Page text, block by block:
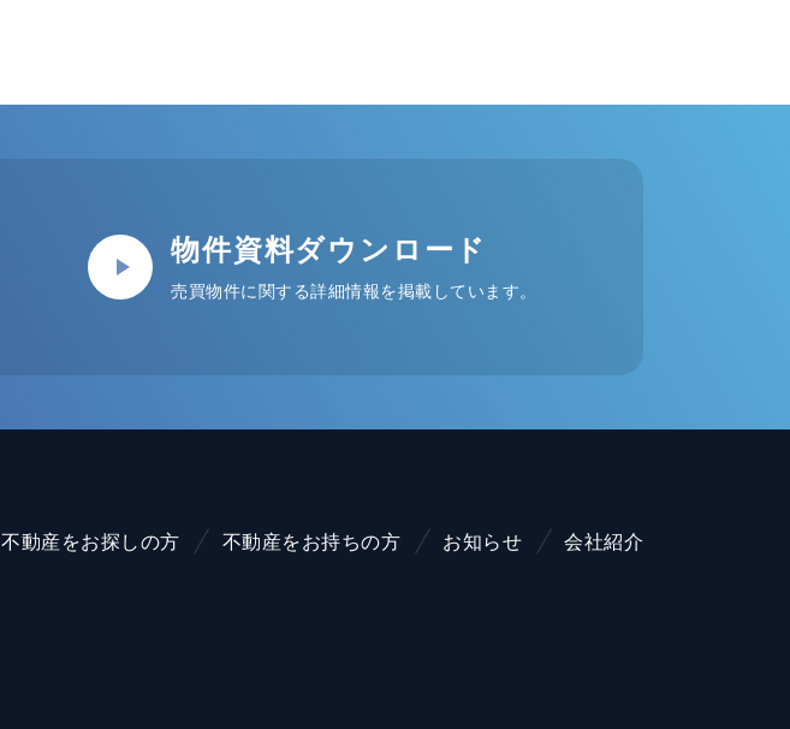
物件資料ダウンロード
売買物件に関する詳細情報を掲載しています。
不動産をお探しの方 不動産をお持ちの方 お知らせ
会社紹介